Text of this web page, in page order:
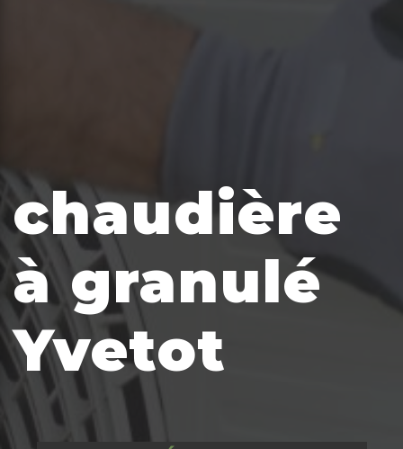
chaudière
à granulé
Yvetot